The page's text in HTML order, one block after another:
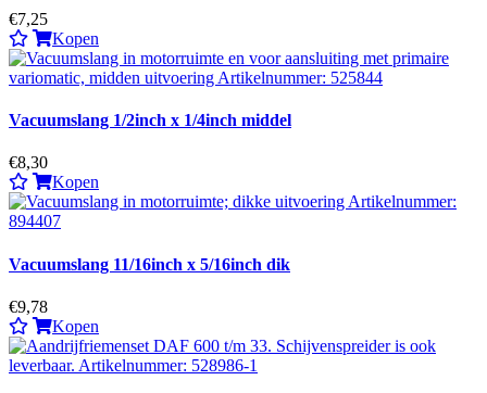
€7,25
Kopen
Vacuumslang 1/2inch x 1/4inch middel
€8,30
Kopen
Vacuumslang 11/16inch x 5/16inch dik
€9,78
Kopen